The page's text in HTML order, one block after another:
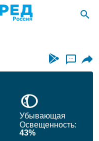
...
Убывающая
Освещенность:
43%